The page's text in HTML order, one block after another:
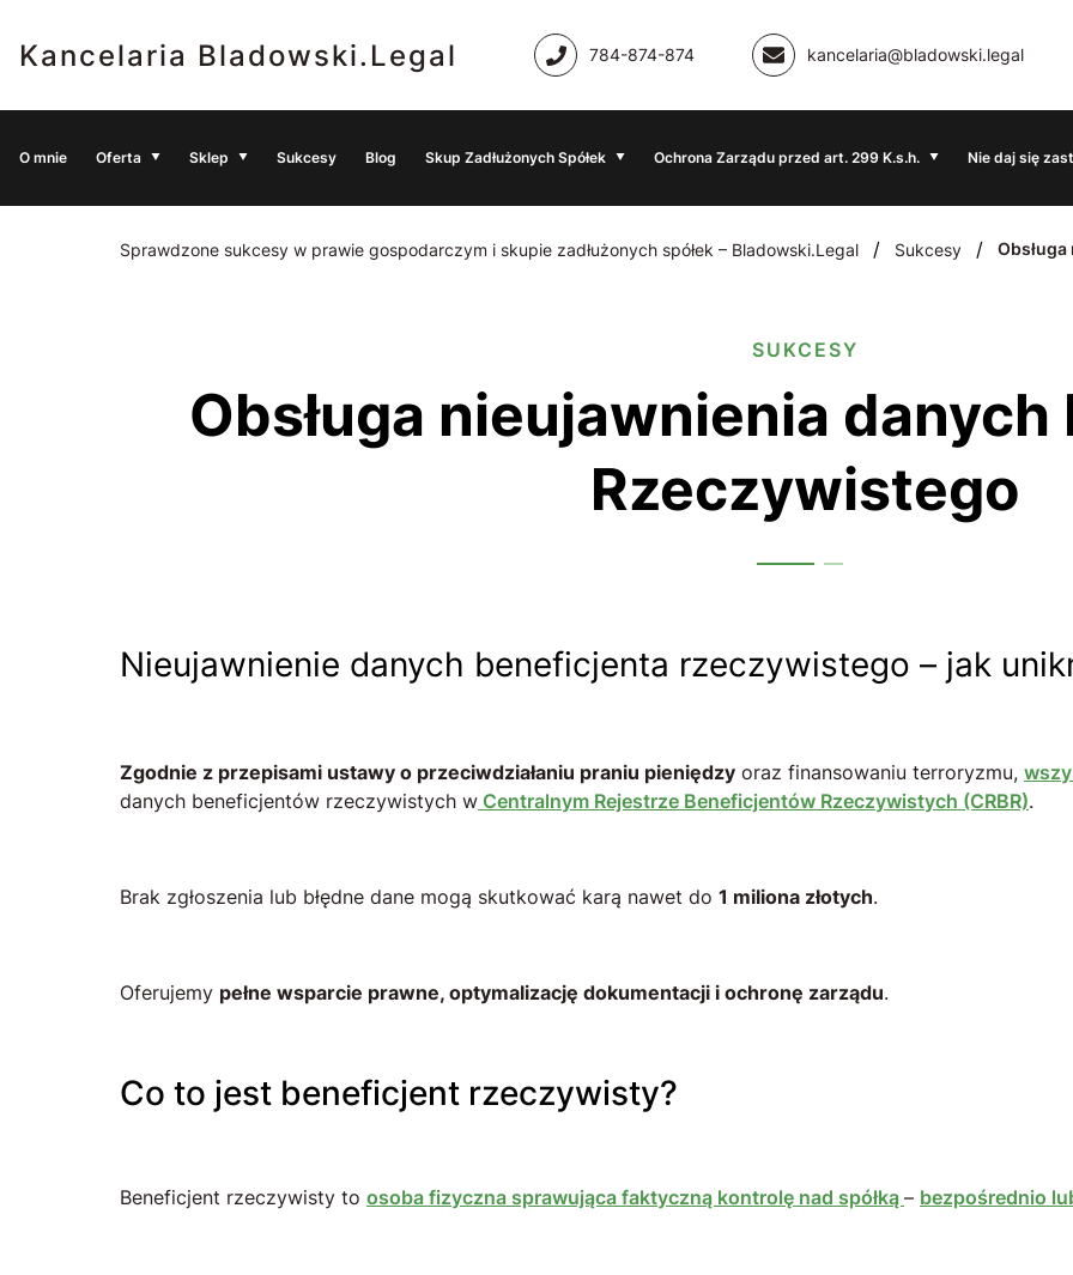
Kancelaria Bladowski.Legal 784-874-874 kancelaria@bladowski.legal
O mnie Oferta Sklep Sukcesy Blog Skup Zadłużonych Spółek Ochrona Zarządu przed art. 299 K.s.h. Nie daj się
Sprawdzone sukcesy w prawie gospodarczym i skupie zadłużonych spółek – Bladowski.Legal / Sukcesy /
SUKCESY
Obsługa nieujawnienia danych Beneficjenta
Rzeczywistego
Nieujawnienie danych beneficjenta rzeczywistego – jak
Zgodnie z przepisami ustawy o przeciwdziałaniu praniu pieniędzy oraz finansowaniu terroryzmu,
danych beneficjentów rzeczywistych w Centralnym Rejestrze Beneficjentów Rzeczywistych (CRBR).
Brak zgłoszenia lub błędne dane mogą skutkować karą nawet do 1 miliona złotych.
Oferujemy pełne wsparcie prawne, optymalizację dokumentacji i ochronę zarządu.
Co to jest beneficjent rzeczywisty?
Beneficjent rzeczywisty to osoba fizyczna sprawująca faktyczną kontrolę nad spółką – bezpośrednio